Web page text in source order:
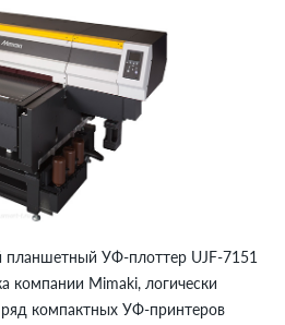
планшетный УФ-плоттер UJF-7151
компании Mimaki, логически
компактных УФ-принтеров